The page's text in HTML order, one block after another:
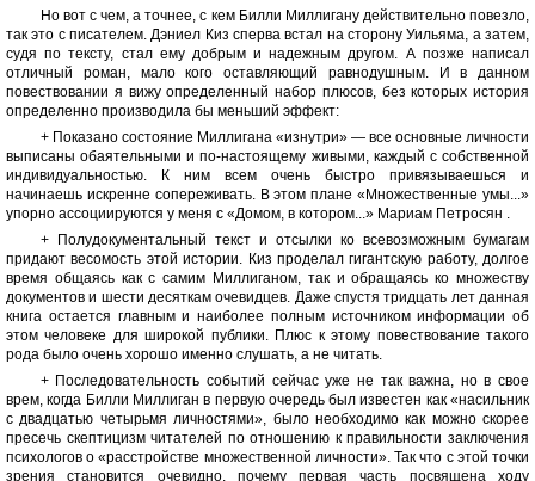
Но вот с чем, а точнее, с кем Билли Миллигану действительно повезло,
так это с писателем. Дэниел Киз сперва встал на сторону Уильяма, а затем,
судя по тексту, стал ему добрым и надежным другом. А позже написал
отличный роман, мало кого оставляющий равнодушным. И в данном
повествовании я вижу определенный набор плюсов, без которых история
определенно производила бы меньший эффект:
+ Показано состояние Миллигана «изнутри» — все основные личности
выписаны обаятельными и по-настоящему живыми, каждый с собственной
индивидуальностью. К ним всем очень быстро привязываешься и
начинаешь искренне сопереживать. В этом плане «Множественные умы...»
упорно ассоциируются у меня с «Домом, в котором...» Мариам Петросян .
+ Полудокументальный текст и отсылки ко всевозможным бумагам
придают весомость этой истории. Киз проделал гигантскую работу, долгое
время общаясь как с самим Миллиганом, так и обращаясь ко множеству
документов и шести десяткам очевидцев. Даже спустя тридцать лет данная
книга остается главным и наиболее полным источником информации об
этом человеке для широкой публики. Плюс к этому повествование такого
рода было очень хорошо именно слушать, а не читать.
+ Последовательность событий сейчас уже не так важна, но в свое
врем, когда Билли Миллиган в первую очередь был известен как «насильник
с двадцатью четырьмя личностями», было необходимо как можно скорее
пресечь скептицизм читателей по отношению к правильности заключения
психологов о «расстройстве множественной личности». Так что с этой точки
зрения становится очевидно, почему первая часть посвящена ходу